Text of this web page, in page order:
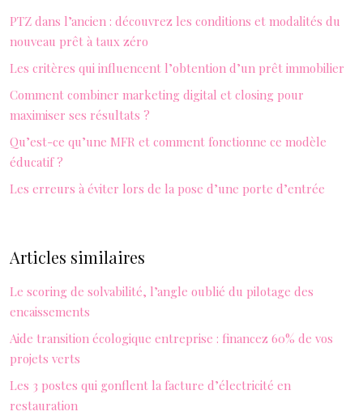
PTZ dans l’ancien : découvrez les conditions et modalités du
nouveau prêt à taux zéro
Les critères qui influencent l’obtention d’un prêt immobilier
Comment combiner marketing digital et closing pour
maximiser ses résultats ?
Qu’est-ce qu’une MFR et comment fonctionne ce modèle
éducatif ?
Les erreurs à éviter lors de la pose d’une porte d’entrée
Articles similaires
Le scoring de solvabilité, l’angle oublié du pilotage des
encaissements
Aide transition écologique entreprise : financez 60% de vos
projets verts
Les 3 postes qui gonflent la facture d’électricité en
restauration